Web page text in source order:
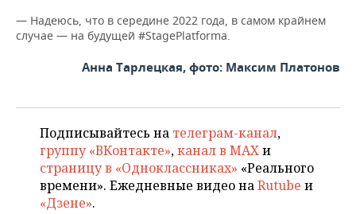
— Надеюсь, что в середине 2022 года, в самом крайнем
случае — на будущей #StagePlatforma.
Анна Тарлецкая, фото: Максим Платонов
Подписывайтесь на телеграм-канал,
группу «ВКонтакте»,канал в MAXи
страницу в «Одноклассниках» «Реального
времени». Ежедневные видео наRutube и
«Дзене».